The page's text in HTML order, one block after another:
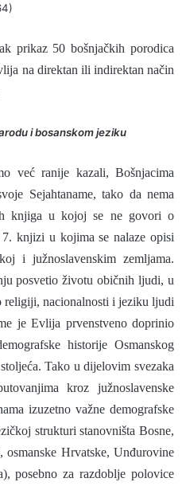
prikaz 50 bošnjačkih porodica
na direktan ili indirektan način
i bosanskom jeziku
već ranije kazali, Bošnjacima
Sejahtaname, tako da nema
knjiga u kojoj se ne govori o
knjizi u kojima se nalaze opisi
i južnoslavenskim zemljama.
posvetio životu običnih ljudi, u
religiji, nacionalnosti i jeziku ljudi
je Evlija prvenstveno doprinio
historije Osmanskog
Tako u dijelovim svezaka
kroz južnoslavenske
izuzetno važne demografske
strukturi stanovništa Bosne,
Hrvatske, Unđurovine
posebno za razdoblje polovice